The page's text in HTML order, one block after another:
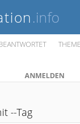
.info
ANMELDEN
--Tag